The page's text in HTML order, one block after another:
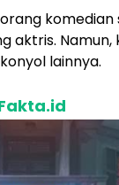
aktris.
lainnya.